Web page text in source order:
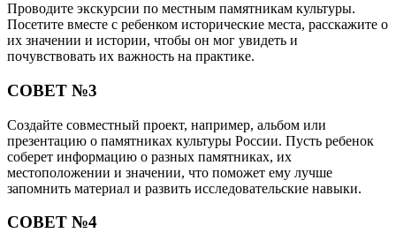
Проводите экскурсии по местным памятникам культуры.
Посетите вместе с ребенком исторические места, расскажите о
их значении и истории, чтобы он мог увидеть и
почувствовать их важность на практике.
СОВЕТ №3
Создайте совместный проект, например, альбом или
презентацию о памятниках культуры России. Пусть ребенок
соберет информацию о разных памятниках, их
местоположении и значении, что поможет ему лучше
запомнить материал и развить исследовательские навыки.
СОВЕТ №4